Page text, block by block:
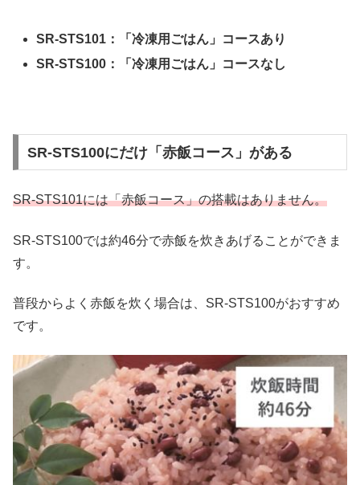
SR-STS101：「冷凍用ごはん」コースあり
SR-STS100：「冷凍用ごはん」コースなし
SR-STS100にだけ「赤飯コース」がある
SR-STS101には「赤飯コース」の搭載はありません。
SR-STS100では約46分で赤飯を炊きあげることができま
す。
普段からよく赤飯を炊く場合は、SR-STS100がおすすめ
です。